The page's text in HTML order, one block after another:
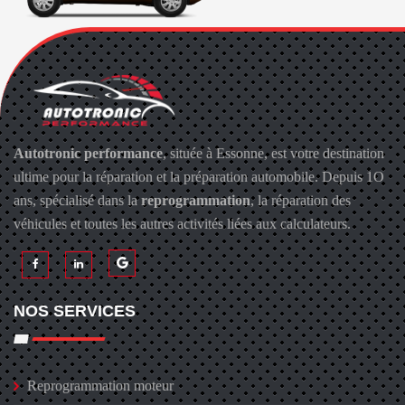
Autotronic performance, située à Essonne, est votre destination
ultime pour la réparation et la préparation automobile. Depuis 1O
ans, spécialisé dans lareprogrammation, la réparation des
véhicules et toutes les autres activités liées aux calculateurs.
NOS SERVICES
Reprogrammation moteur